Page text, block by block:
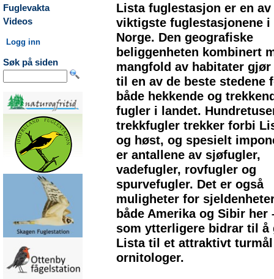
Fuglevakta
Videos
Logg inn
Søk på siden
Lista fuglestasjon er en av
viktigste fuglestasjonene i
Norge. Den geografiske
beliggenheten kombinert
mangfold av habitater
til en av de beste stedene
både hekkende og
fugler i landet.
trekkfugler trekker forbi
og høst, og spesielt
er antallene av sjøfugler,
vadefugler, rovfugler og
spurvefugler. Det er også
muligheter for
både Amerika og Sibir her
som ytterligere bidrar til å
Lista til et attraktivt
ornitologer.